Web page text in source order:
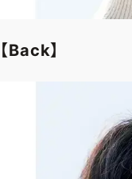
【Back】